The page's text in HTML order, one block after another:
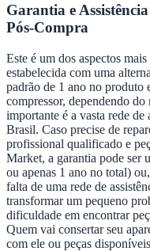
Garantia e
Pós-Compra
Este é um dos aspectos
estabelecida com uma
padrão de 1 ano no produto
compressor, dependendo
importante é a vasta rede
Brasil. Caso precise de
profissional qualificado e
Market, a garantia pode ser
ou apenas 1 ano no total)
falta de uma rede de
transformar um pequeno
dificuldade em encontrar
Quem vai consertar seu
com ele ou peças